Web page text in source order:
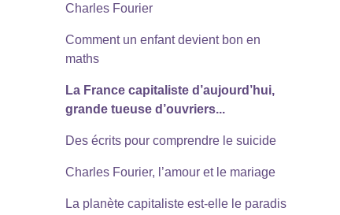
Charles Fourier
Comment un enfant devient bon en
maths
La France capitaliste d’aujourd’hui,
grande tueuse d’ouvriers...
Des écrits pour comprendre le suicide
Charles Fourier, l’amour et le mariage
La planète capitaliste est-elle le paradis